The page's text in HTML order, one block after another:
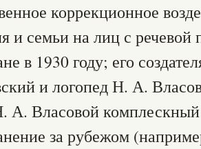
коррекционное
и семьи на лиц с речевой
в 1930 году; его
и логопед Н. А.
А. Власовой
за рубежом